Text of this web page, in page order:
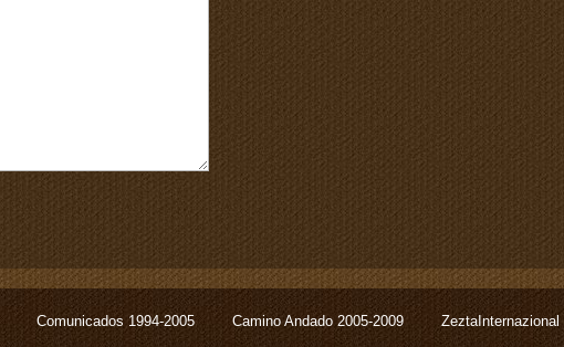
Comunicados 1994-2005 Camino Andado 2005-2009 ZeztaInternazional